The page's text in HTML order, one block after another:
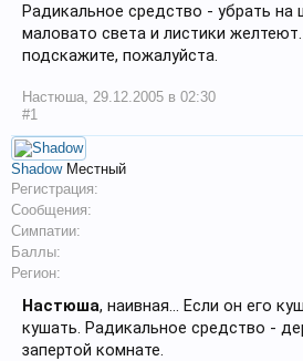
Радикальное средство - убрать на
маловато света и листики
подскажите, пожалуйста.
Настюша, 29.12.2005 в 02:30
#1
Shadow Местный
Регистрация:
Сообщения:
Симпатии:
Баллы:
Регион:
Настюша, наивная... Если он его
кушать. Радикальное средство -
запертой комнате.